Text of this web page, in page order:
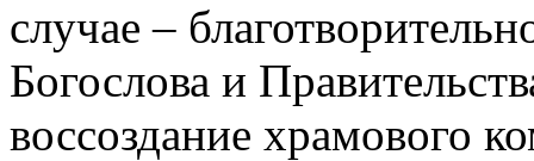
случае –
Богослова и
воссоздание храмового